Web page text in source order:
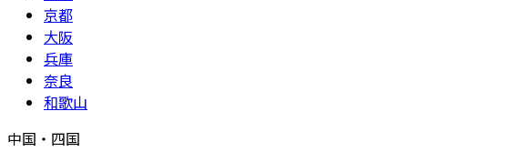
京都
大阪
兵庫
奈良
和歌山
中国・四国